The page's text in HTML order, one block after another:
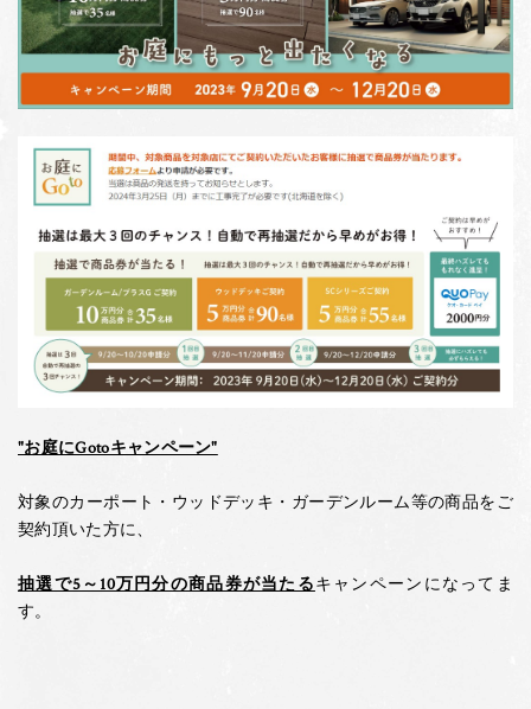
"お庭にGotoキャンペーン"
対象のカーポート・ウッドデッキ・ガーデンルーム等の商品をご
契約頂いた方に、
抽選で5～10万円分の商品券が当たるキャンペーンになってま
す。